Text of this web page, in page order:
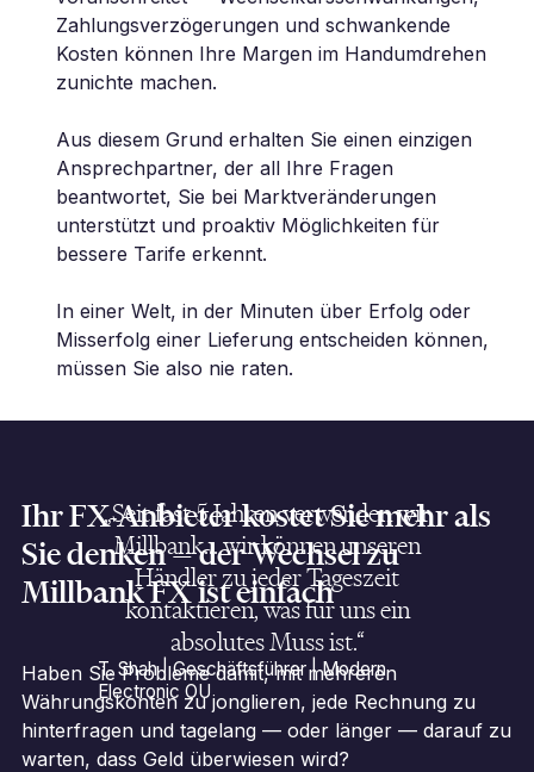
Zahlungsverzögerungen und schwankende
Kosten können Ihre Margen im Handumdrehen
zunichte machen.
Aus diesem Grund erhalten Sie einen einzigen
Ansprechpartner, der all Ihre Fragen
beantwortet, Sie bei Marktveränderungen
unterstützt und proaktiv Möglichkeiten für
bessere Tarife erkennt.
In einer Welt, in der Minuten über Erfolg oder
Misserfolg einer Lieferung entscheiden können,
müssen Sie also nie raten.
„Seit fast 5 Jahren verwenden wir
Millbank... wir können unseren
Händler zu jeder Tageszeit
kontaktieren, was für uns ein
absolutes Muss ist.“
T. Shah | Geschäftsführer | Modern
Electronic OU
Ihr FX-Anbieter kostet Sie mehr als
Sie denken — der Wechsel zu
Millbank FX ist einfach
Haben Sie Probleme damit, mit mehreren
Währungskonten zu jonglieren, jede Rechnung zu
hinterfragen und tagelang — oder länger — darauf zu
warten, dass Geld überwiesen wird?